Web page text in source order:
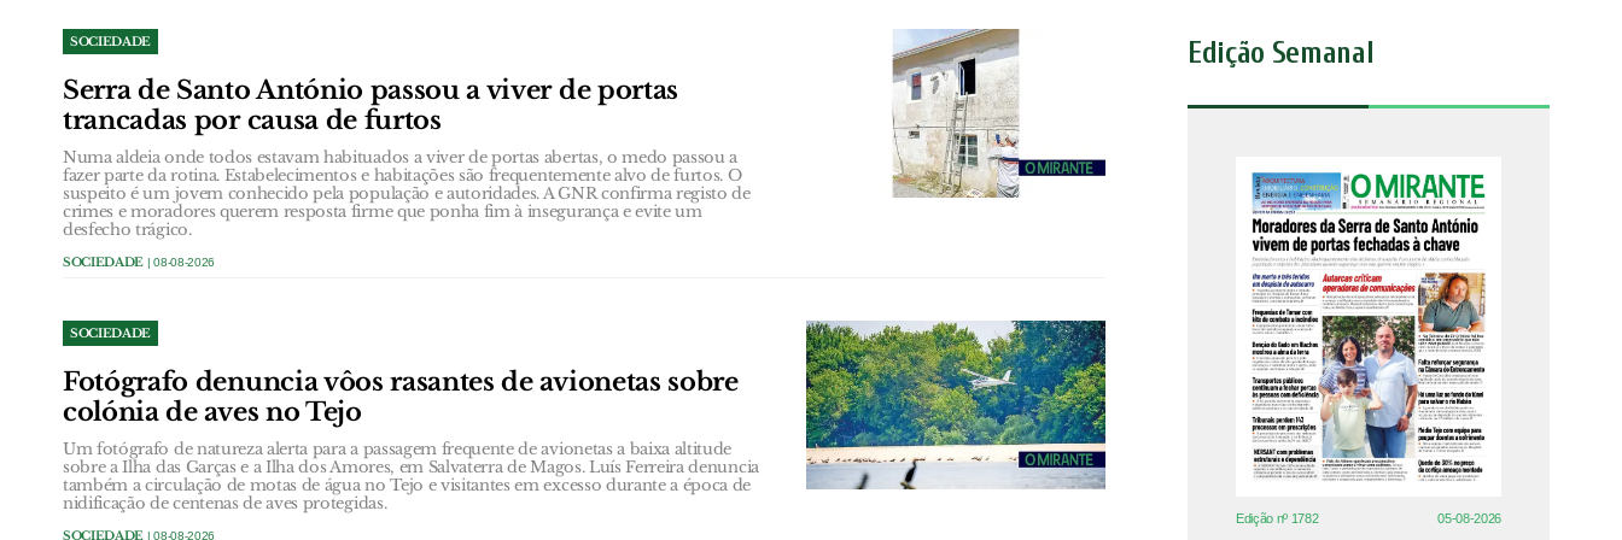
SOCIEDADE
Serra de Santo António passou a viver de portas
trancadas por causa de furtos
Numa aldeia onde todos estavam habituados a viver de portas abertas, o medo passou a
fazer parte da rotina. Estabelecimentos e habitações são frequentemente alvo de furtos. O
suspeito é um jovem conhecido pela população e autoridades. A GNR confirma registo de
crimes e moradores querem resposta firme que ponha fim à insegurança e evite um
desfecho trágico.
SOCIEDADE | 08-08-2026
SOCIEDADE
Fotógrafo denuncia vôos rasantes de avionetas sobre
colónia de aves no Tejo
Um fotógrafo de natureza alerta para a passagem frequente de avionetas a baixa altitude
sobre a Ilha das Garças e a Ilha dos Amores, em Salvaterra de Magos. Luís Ferreira denuncia
também a circulação de motas de água no Tejo e visitantes em excesso durante a época de
nidificação de centenas de aves protegidas.
SOCIEDADE | 08-08-2026
Edição Semanal
Edição nº 1782 05-08-2026